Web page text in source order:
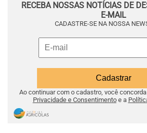
RECEBA NOSSAS NOTÍCIAS DE
E-MAIL
CADASTRE-SE NA NOSSA
Ao continuar com o cadastro, você
Privacidade e Consentimentoe a